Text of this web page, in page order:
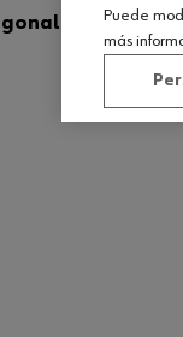
E 6.3 (1/4
Puede
más